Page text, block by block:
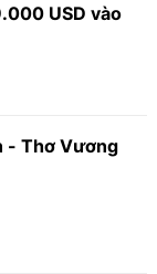
USD vào
- Thơ Vương